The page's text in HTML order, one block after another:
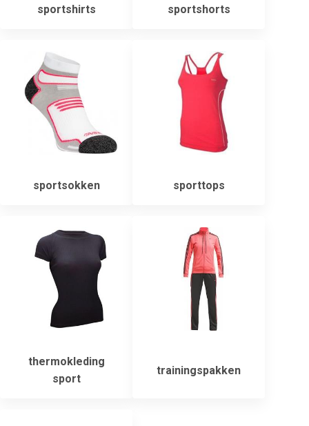
sportshirts sportshorts
sportsokken sporttops
thermokleding
sport
trainingspakken